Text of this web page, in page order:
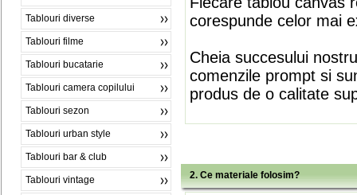
Tablouri diverse
Tablouri filme
Tablouri bucatarie
Tablouri camera copilului
Tablouri sezon
Tablouri urban style
Tablouri bar & club
Tablouri vintage
corespunde celor mai
Cheia succesului
comenzile prompt si
produs de o calitate
2. Ce materiale folosim?